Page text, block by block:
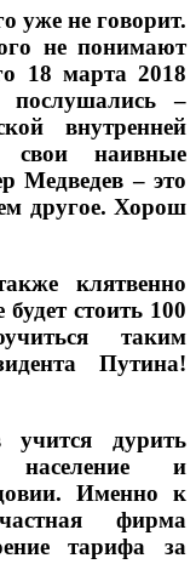
уже не говорит.
не понимают
18 марта 2018
послушались –
внутренней
свои наивные
Медведев – это
другое. Хорош
клятвенно
стоить 100
таким
Путина!
дурить
население и
Именно к
фирма
тарифа за